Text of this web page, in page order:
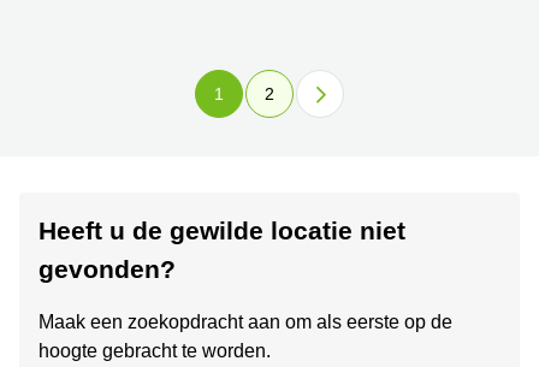
1 2
Heeft u de gewilde locatie niet
gevonden?
Maak een zoekopdracht aan om als eerste op de
hoogte gebracht te worden.